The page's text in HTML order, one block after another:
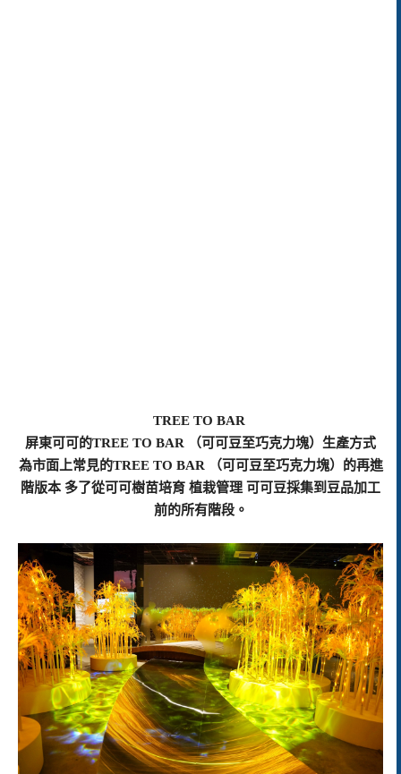
TREE TO BAR
屏東可可的TREE TO BAR
（可可豆至巧克力塊）生產方式
為市面上常見的TREE TO BAR （可可豆至巧克力塊）的再進
階版本 多了從可可樹苗培育 植栽管理 可可豆採集到豆品加工
前的所有階段。